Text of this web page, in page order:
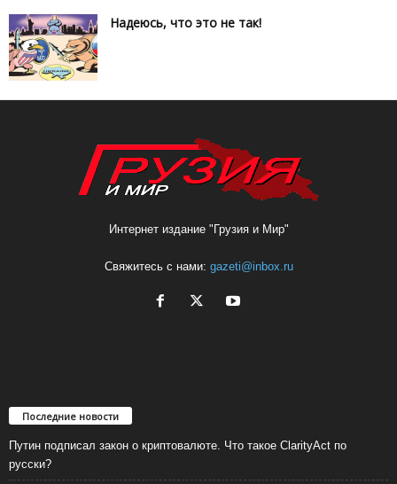
Надеюсь, что это не так!
Интернет издание "Грузия и Мир"
Свяжитесь с нами: gazeti@inbox.ru
Последние новости
Путин подписал закон о криптовалюте. Что такое ClarityAct по
русски?